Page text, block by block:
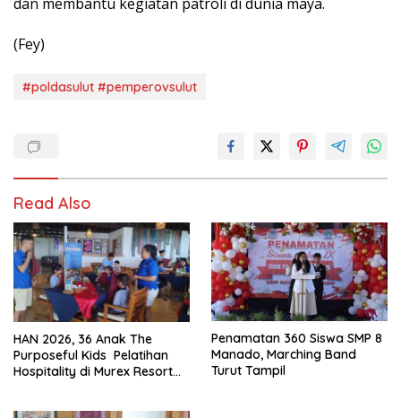
(Fey)
#poldasulut #pemperovsulut
Read Also
HAN 2026, 36 Anak The
Purposeful Kids Pelatihan
Hospitality di Murex Resort
Penamatan 360 Siswa SMP 8
Manado, Marching Band
Turut Tampil